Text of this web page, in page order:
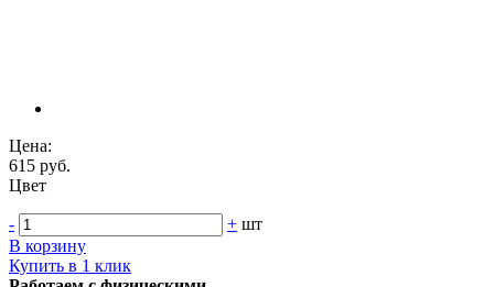
Цена:
615 руб.
Цвет
- + шт
В корзину
Купить в 1 клик